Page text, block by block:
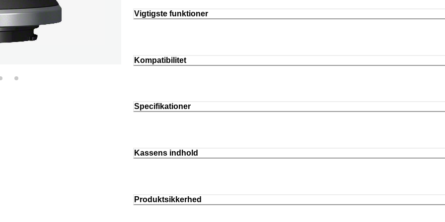
Vigtigste funktioner
Kompatibilitet
Specifikationer
Kassens indhold
Produktsikkerhed